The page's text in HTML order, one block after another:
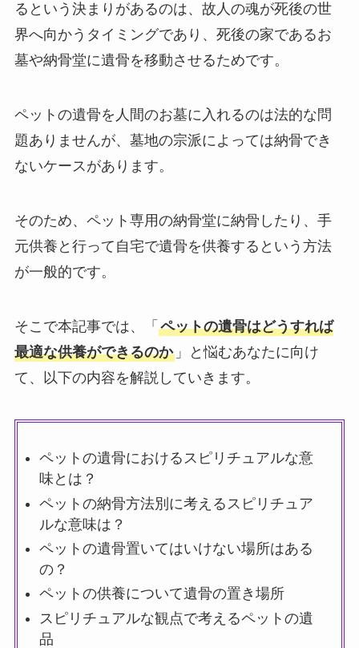
るという決まりがあるのは、故人の魂が死後の世
界へ向かうタイミングであり、死後の家であるお
墓や納骨堂に遺骨を移動させるためです。
ペットの遺骨を人間のお墓に入れるのは法的な問
題ありませんが、墓地の宗派によっては納骨でき
ないケースがあります。
そのため、ペット専用の納骨堂に納骨したり、手
元供養と行って自宅で遺骨を供養するという方法
が一般的です。
そこで本記事では、「 ペットの遺骨はどうすれば
最適な供養ができるのか」と悩むあなたに向け
て、以下の内容を解説していきます。
ペットの遺骨におけるスピリチュアルな意
味とは？
ペットの納骨方法別に考えるスピリチュア
ルな意味は？
ペットの遺骨置いてはいけない場所はある
の？
ペットの供養について遺骨の置き場所
スピリチュアルな観点で考えるペットの遺
品